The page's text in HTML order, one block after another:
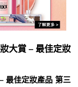
大賞 – 最佳定妝
最佳定妝產品 第三